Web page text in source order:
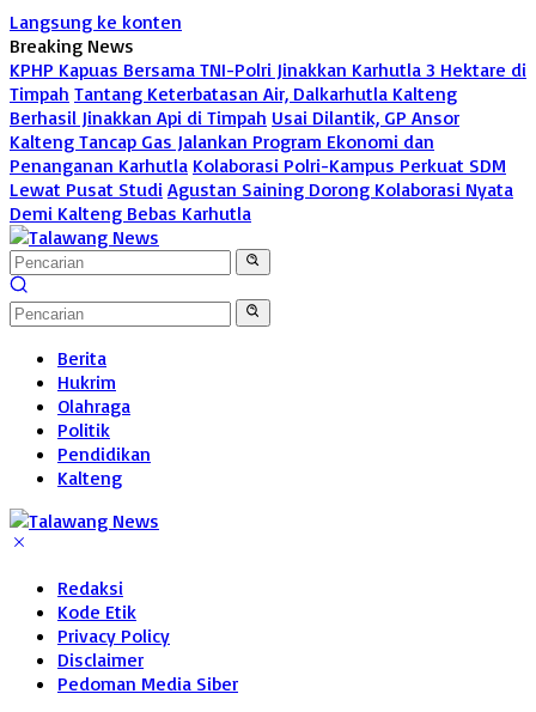
Langsung ke konten
Breaking News
KPHP Kapuas Bersama TNI-Polri Jinakkan Karhutla 3 Hektare di
Timpah Tantang Keterbatasan Air, Dalkarhutla Kalteng
Berhasil Jinakkan Api di Timpah Usai Dilantik, GP Ansor
Kalteng Tancap Gas Jalankan Program Ekonomi dan
Penanganan Karhutla Kolaborasi Polri-Kampus Perkuat SDM
Lewat Pusat Studi Agustan Saining Dorong Kolaborasi Nyata
Demi Kalteng Bebas Karhutla
Berita
Hukrim
Olahraga
Politik
Pendidikan
Kalteng
Redaksi
Kode Etik
Privacy Policy
Disclaimer
Pedoman Media Siber